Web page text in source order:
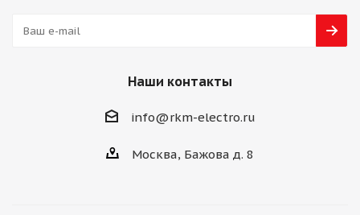
Наши контакты
info@rkm-electro.ru
Москва, Бажова д. 8